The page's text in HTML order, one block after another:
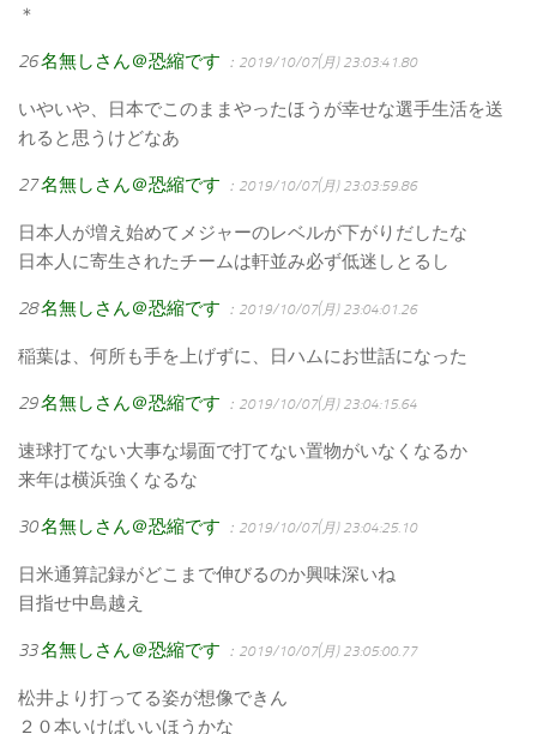
＊
26名無しさん＠恐縮です ：2019/10/07(月) 23:03:41.80
いやいや、日本でこのままやったほうが幸せな選手生活を送
れると思うけどなあ
27名無しさん＠恐縮です ：2019/10/07(月) 23:03:59.86
日本人が増え始めてメジャーのレベルが下がりだしたな
日本人に寄生されたチームは軒並み必ず低迷しとるし
28名無しさん＠恐縮です ：2019/10/07(月) 23:04:01.26
稲葉は、何所も手を上げずに、日ハムにお世話になった
29名無しさん＠恐縮です ：2019/10/07(月) 23:04:15.64
速球打てない大事な場面で打てない置物がいなくなるか
来年は横浜強くなるな
30名無しさん＠恐縮です ：2019/10/07(月) 23:04:25.10
日米通算記録がどこまで伸びるのか興味深いね
目指せ中島越え
33名無しさん＠恐縮です ：2019/10/07(月) 23:05:00.77
松井より打ってる姿が想像できん
２０本いけばいいほうかな